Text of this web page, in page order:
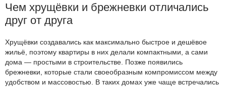
Чем хрущёвки и брежневки отличались
друг от друга
Хрущёвки создавались как максимально быстрое и дешёвое
жильё, поэтому квартиры в них делали компактными, а сами
дома — простыми в строительстве. Позже появились
брежневки, которые стали своеобразным компромиссом между
удобством и массовостью. В таких домах уже чаще встречались